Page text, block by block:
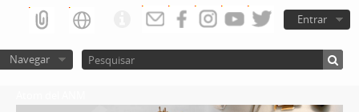
Entrar
Navegar